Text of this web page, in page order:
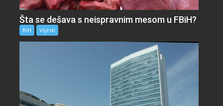
Šta se dešava s neispravnim mesom u FBiH?
BiH Vijesti